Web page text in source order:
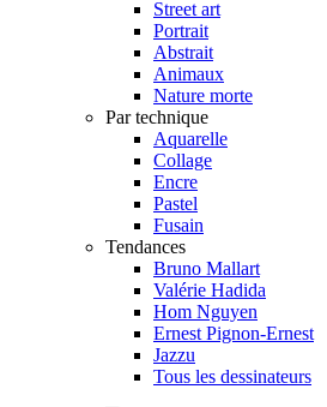
Street art
Portrait
Abstrait
Animaux
Nature morte
Par technique
Aquarelle
Collage
Encre
Pastel
Fusain
Tendances
Bruno Mallart
Valérie Hadida
Hom Nguyen
Ernest Pignon-Ernest
Jazzu
Tous les dessinateurs